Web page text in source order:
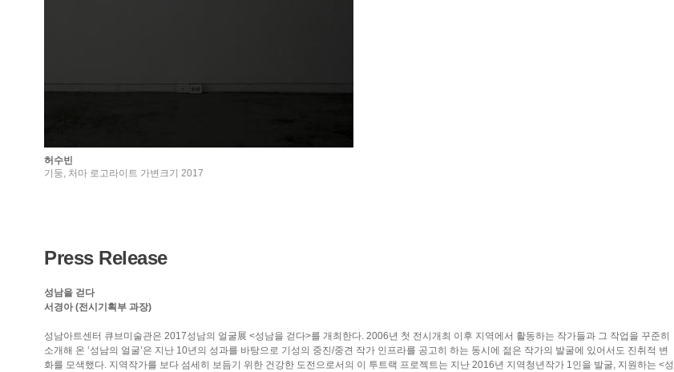
허수빈
기둥, 처마 로고라이트 가변크기 2017
Press Release
성남을 걷다
서경아 (전시기획부 과장)
성남아트센터 큐브미술관은 2017성남의 얼굴展 <성남을 걷다>를 개최한다. 2006년 첫 전시개최 이후 지역에서 활동하는 작가들과 그 작업을 꾸준히
소개해 온 ‘성남의 얼굴’은 지난 10년의 성과를 바탕으로 기성의 중진/중견 작가 인프라를 공고히 하는 동시에 젊은 작가의 발굴에 있어서도 진취적 변
화를 모색했다. 지역작가를 보다 섬세히 보듬기 위한 건강한 도전으로서의 이 투트랙 프로젝트는 지난 2016년 지역청년작가 1인을 발굴, 지원하는 <성